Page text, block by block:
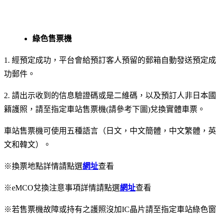
綠色售票機
1. 經預定成功，平台會給預訂客人預留的郵箱自動發送預定成
功郵件。
2. 請出示收到的信息驗證碼或是二維碼，以及預訂人非日本國
籍護照，請至指定車站售票機(請參考下圖)兌換實體車票。
車站售票機可使用五種語言（日文，中文簡體，中文繁體，英
文和韓文）。
※換票地點詳情請點選網址查看
※eMCO兌換注意事項詳情請點選網址查看
※若售票機故障或持有之護照沒加IC晶片請至指定車站綠色窗